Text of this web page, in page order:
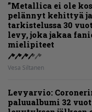
”Metallica ei ole
pelännyt kehittyä ja
tarkistelussa 30
levy, joka jakaa
mielipiteet
Vesa Siltanen
Levyarvio:
paluualbumi 32